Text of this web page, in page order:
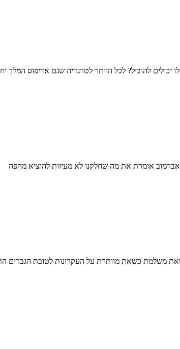
להוביל? לכל היותר לטרגדיה שגם אדיפוס המלך
אומרת את מה שחלקנו לא מעיזות להוציא מהפה
משלמת כשאת מוותרת על העקרונות לטובת הגברים